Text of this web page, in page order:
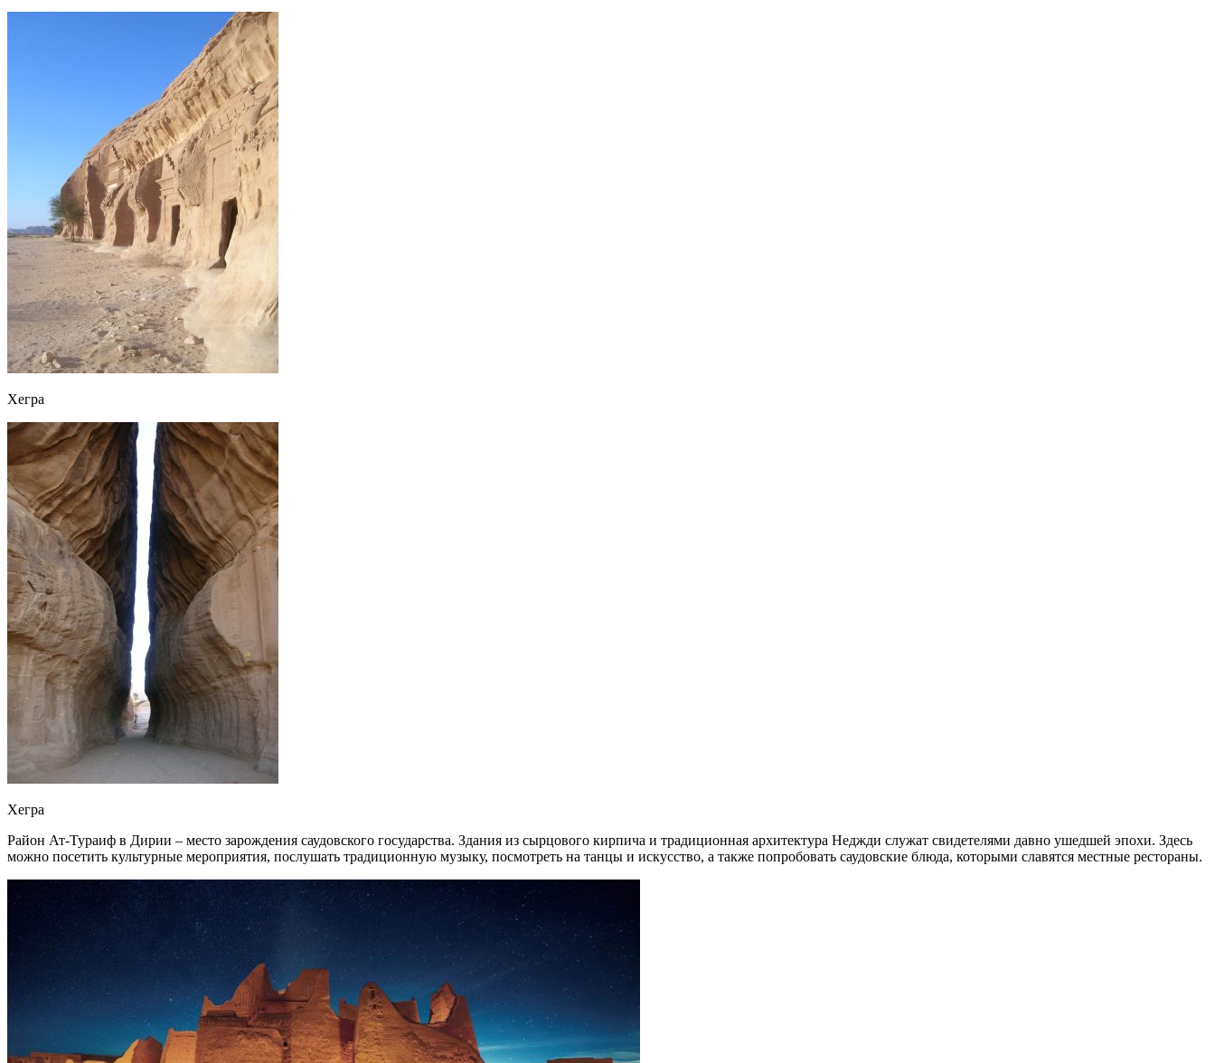
Хегра
Хегра
Район Ат-Тураиф в Дирии – место зарождения саудовского государства. Здания из сырцового кирпича и традиционная архитектура Неджди служат свидетелями давно ушедшей эпохи. Здесь
можно посетить культурные мероприятия, послушать традиционную музыку, посмотреть на танцы и искусство, а также попробовать саудовские блюда, которыми славятся местные рестораны.